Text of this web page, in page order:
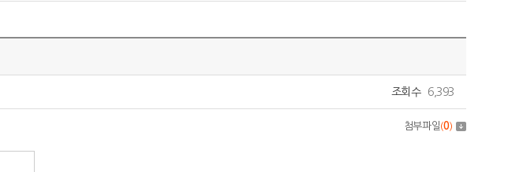
조회수 6,393
첨부파일(0)